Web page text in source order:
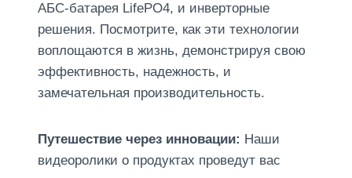
АБС-батарея LifePO4, и инверторные
решения. Посмотрите, как эти технологии
воплощаются в жизнь, демонстрируя свою
эффективность, надежность, и
замечательная производительность.
Путешествие через инновации: Наши
видеоролики о продуктах проведут вас